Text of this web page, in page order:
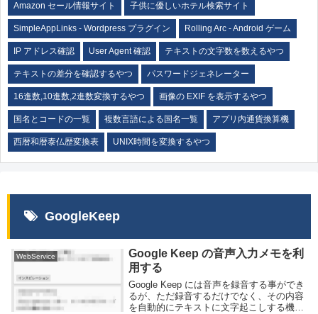
Amazon セール情報サイト 子供に優しいホテル検索サイト
SimpleAppLinks - Wordpress プラグイン Rolling Arc - Android ゲーム
IP アドレス確認 User Agent 確認 テキストの文字数を数えるやつ
テキストの差分を確認するやつ パスワードジェネレーター
16進数,10進数,2進数変換するやつ 画像の EXIF を表示するやつ
国名とコードの一覧 複数言語による国名一覧 アプリ内通貨換算機
西暦和暦泰仏歴変換表 UNIX時間を変換するやつ
GoogleKeep
WebService
Google Keep の音声入力メモを利
用する
Google Keep には音声を録音する事ができ
るが、ただ録音するだけでなく、その内容
を自動的にテキストに文字起こしする機能